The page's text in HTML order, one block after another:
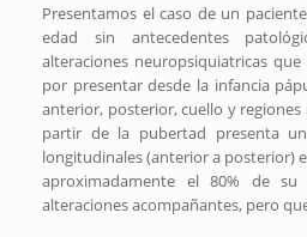
Presentamos el caso de un
edad sin antecedentes
alteraciones neuropsiquiatricas
por presentar desde la infancia
anterior, posterior, cuello y regiones
partir de la pubertad presenta
longitudinales (anterior a posterior)
aproximadamente el 80% de su
alteraciones acompañantes, pero